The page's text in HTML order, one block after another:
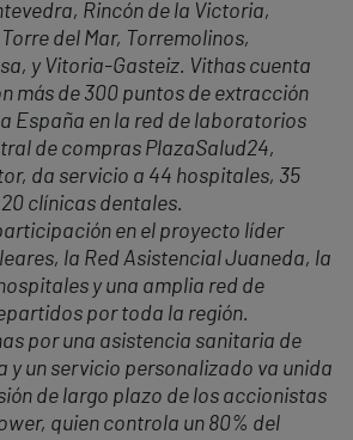
Rincón de la Victoria,
del Mar, Torremolinos,
y Vitoria-Gasteiz. Vithas cuenta
más de 300 puntos de extracción
España en la red de laboratorios
de compras PlazaSalud24,
da servicio a 44 hospitales, 35
clínicas dentales.
en el proyecto líder
la Red Asistencial Juaneda, la
y una amplia red de
por toda la región.
por una asistencia sanitaria de
un servicio personalizado va unida
de largo plazo de los accionistas
quien controla un 80% del